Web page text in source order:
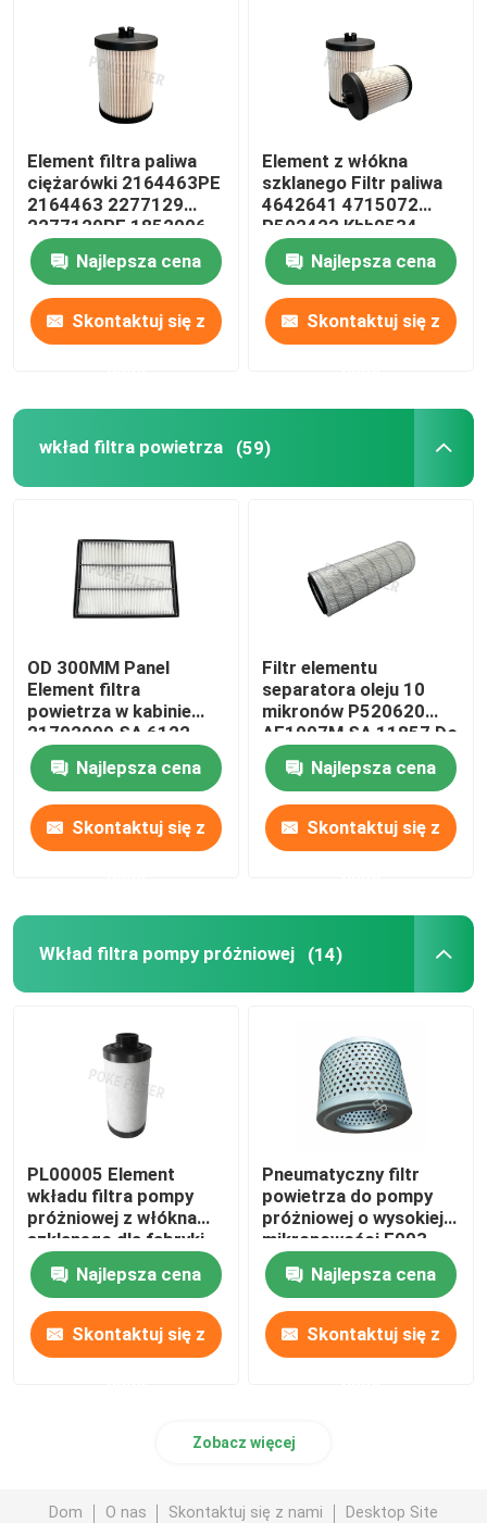
Element filtra paliwa
ciężarówki 2164463PE
2164463 2277129
2277129PE 1852006
1852006PE
Najlepsza cena
Skontaktuj się z
Element z włókna
szklanego Filtr paliwa
4642641 4715072
P502422 Khh0534
Me301897 Me306305
Najlepsza cena
Skontaktuj się z
wkład filtra powietrza (59)
OD 300MM Panel
Element filtra
powietrza w kabinie
21702999 SA 6122
Najlepsza cena
Skontaktuj się z
Filtr elementu
separatora oleju 10
mikronów P520620
AF1907M SA 11857 ​​Do
urządzeń wiertniczych
Najlepsza cena
Skontaktuj się z
Wkład filtra pompy próżniowej (14)
PL00005 Element
wkładu filtra pompy
próżniowej z włókna
szklanego dla fabryki
żywności
Najlepsza cena
Skontaktuj się z
Pneumatyczny filtr
powietrza do pompy
próżniowej o wysokiej
mikronowości F003
Konfigurowalny
Najlepsza cena
Skontaktuj się z
Zobacz więcej
Dom O nas Skontaktuj się z nami Desktop Site